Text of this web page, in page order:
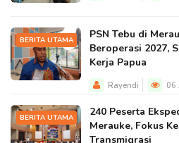
BERITA UTAMA
PSN Tebu di
Beroperasi 2027,
Kerja Papua
Rayendi 06
BERITA UTAMA
240 Peserta
Merauke, Fokus
Transmigrasi